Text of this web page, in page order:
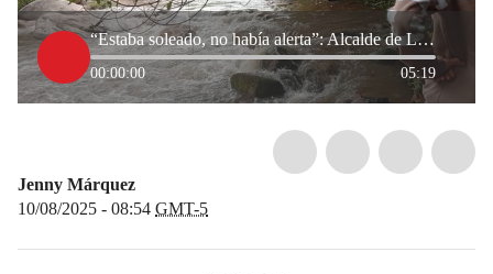
“Estaba soleado, no había alerta”: Alcalde de Los Patios por creciente súbita que dejó cinco muertos
00:00:00 05:19
Jenny Márquez
10/08/2025 - 08:54 GMT-5